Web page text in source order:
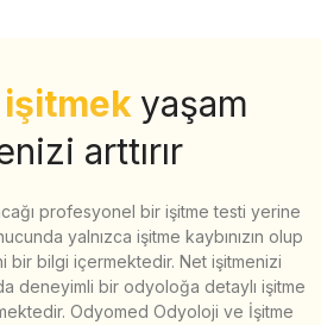
işitmek yaşam
arttırır
profesyonel bir işitme testi yerine
yalnızca işitme kaybınızın olup
bir bilgi içermektedir. Net işitmenizi
deneyimli bir odyoloğa detaylı işitme
Odyomed Odyoloji ve İşitme